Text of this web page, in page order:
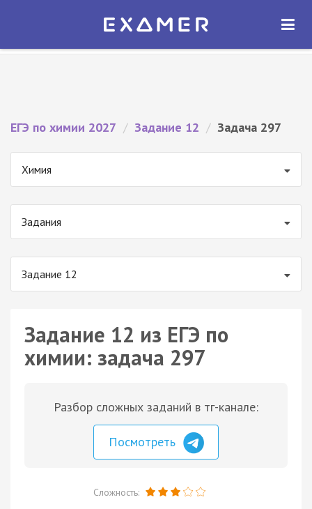
Экзамер — ЕГЭ 2027
ОТКРЫТЬ
ЕГЭ по химии 2027 / Задание 12 / Задача 297
Химия
Задания
Задание 12
Задание 12 из ЕГЭ по
химии: задача 297
Разбор сложных заданий в тг-канале:
Посмотреть
Сложность: